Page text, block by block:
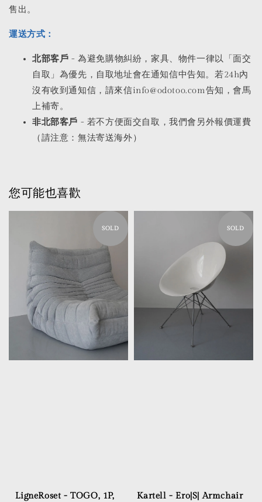
售出。
運送方式：
北部客戶 - 為避免購物糾紛，家具、物件一律以「面交
自取」為優先，自取地址會在通知信中告知。若24h內
沒有收到通知信，請來信info@odotoo.com告知，會馬
上補寄。
非北部客戶 - 若不方便面交自取，我們會另外報價運費
（請注意：無法寄送海外）
您可能也喜歡
SOLD
LigneRoset - TOGO, 1P,
SOLD
Kartell - Ero|S| Armchair